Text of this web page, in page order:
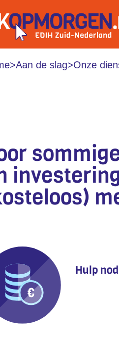
>Aan de slag>Onze
Hulp